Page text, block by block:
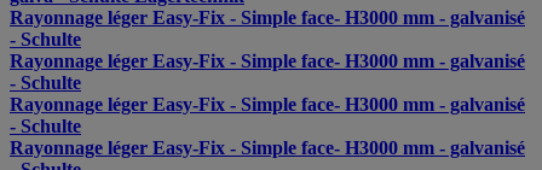
Rayonnage léger Easy-Fix - Simple face- H3000 mm - galvanisé
- Schulte
Rayonnage léger Easy-Fix - Simple face- H3000 mm - galvanisé
- Schulte
Rayonnage léger Easy-Fix - Simple face- H3000 mm - galvanisé
- Schulte
Rayonnage léger Easy-Fix - Simple face- H3000 mm - galvanisé